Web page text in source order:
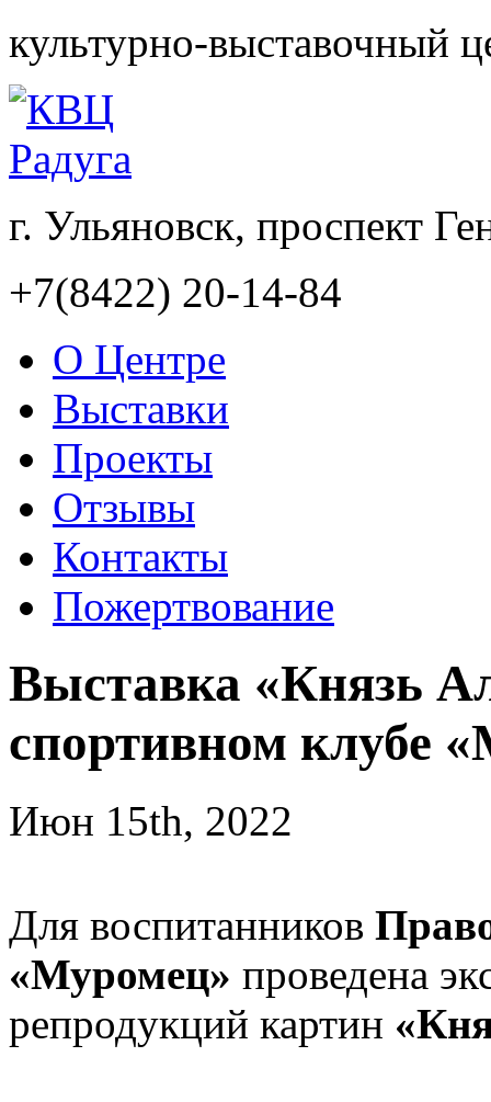
культурно-выставочный
г. Ульяновск, проспект
+7(8422) 20-14-84
О Центре
Выставки
Проекты
Отзывы
Контакты
Пожертвование
Выставка «Князь
спортивном клубе
Июн 15th, 2022
Для воспитанников
«Муромец» проведена
репродукций картин